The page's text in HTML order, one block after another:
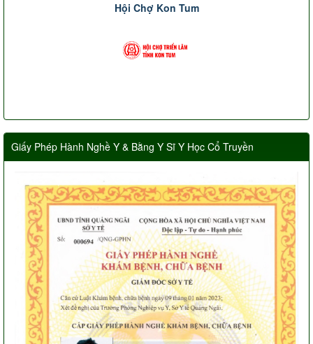
Hội Chợ Kon Tum
Giấy Phép Hành Nghề Y & Bằng Y Sĩ Y Học Cổ Truyền